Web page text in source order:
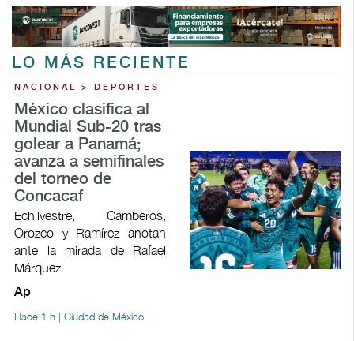
LO MÁS RECIENTE
NACIONAL > DEPORTES
México clasifica al
Mundial Sub-20 tras
golear a Panamá;
avanza a semifinales
del torneo de
Concacaf
Echilvestre, Camberos,
Orozco y Ramírez anotan
ante la mirada de Rafael
Márquez
Ap
Hace 1 h | Ciudad de México